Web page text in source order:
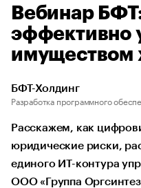
Вебинар
эффективно
имуществом
БФТ-Холдинг
Разработка программного
Расскажем, как
юридические риски,
единого ИТ-контура
ООО «Группа